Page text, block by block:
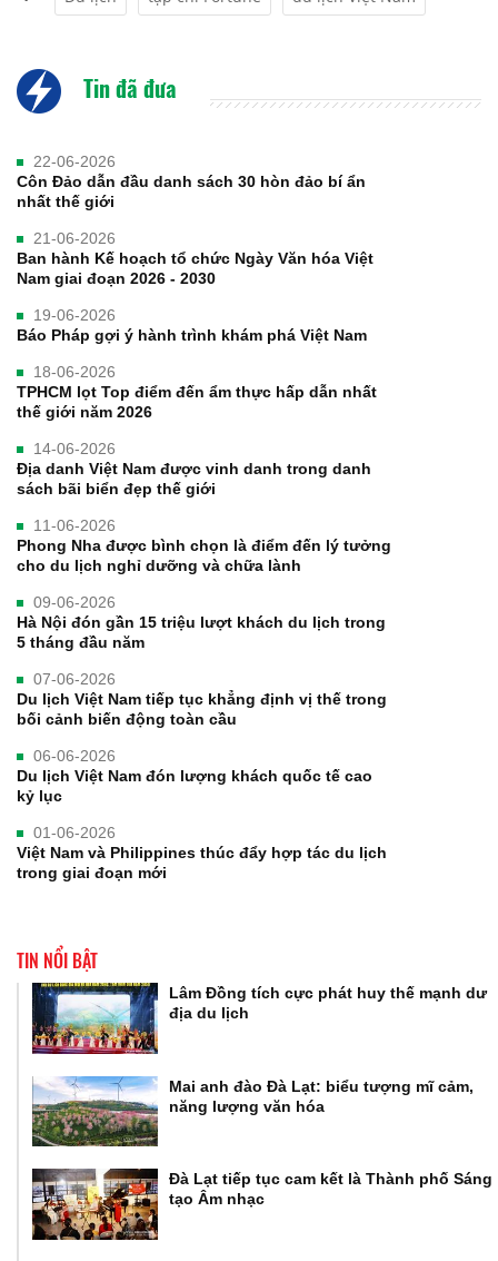
Tin đã đưa
22-06-2026
Côn Đảo dẫn đầu danh sách 30 hòn đảo bí ẩn
nhất thế giới
21-06-2026
Ban hành Kế hoạch tổ chức Ngày Văn hóa Việt
Nam giai đoạn 2026 - 2030
19-06-2026
Báo Pháp gợi ý hành trình khám phá Việt Nam
18-06-2026
TPHCM lọt Top điểm đến ẩm thực hấp dẫn nhất
thế giới năm 2026
14-06-2026
Địa danh Việt Nam được vinh danh trong danh
sách bãi biển đẹp thế giới
11-06-2026
Phong Nha được bình chọn là điểm đến lý tưởng
cho du lịch nghỉ dưỡng và chữa lành
09-06-2026
Hà Nội đón gần 15 triệu lượt khách du lịch trong
5 tháng đầu năm
07-06-2026
Du lịch Việt Nam tiếp tục khẳng định vị thế trong
bối cảnh biến động toàn cầu
06-06-2026
Du lịch Việt Nam đón lượng khách quốc tế cao
kỷ lục
01-06-2026
Việt Nam và Philippines thúc đẩy hợp tác du lịch
trong giai đoạn mới
TIN NỔI BẬT
Lâm Đồng tích cực phát huy thế mạnh dư
địa du lịch
Mai anh đào Đà Lạt: biểu tượng mĩ cảm,
năng lượng văn hóa
Đà Lạt tiếp tục cam kết là Thành phố Sáng
tạo Âm nhạc